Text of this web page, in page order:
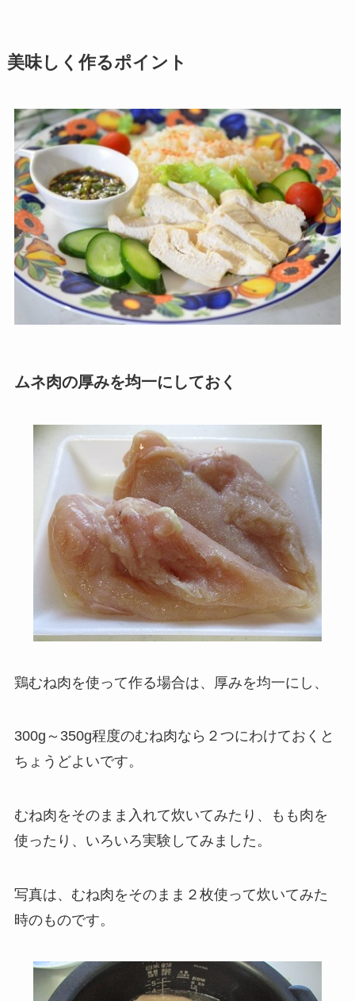
美味しく作るポイント
ムネ肉の厚みを均一にしておく
鶏むね肉を使って作る場合は、厚みを均一にし、
300g～350g程度のむね肉なら２つにわけておくと
ちょうどよいです。
むね肉をそのまま入れて炊いてみたり、もも肉を
使ったり、いろいろ実験してみました。
写真は、むね肉をそのまま２枚使って炊いてみた
時のものです。